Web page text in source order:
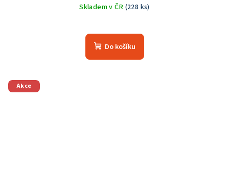
Skladem v ČR (228 ks)
Do košíku
Akce